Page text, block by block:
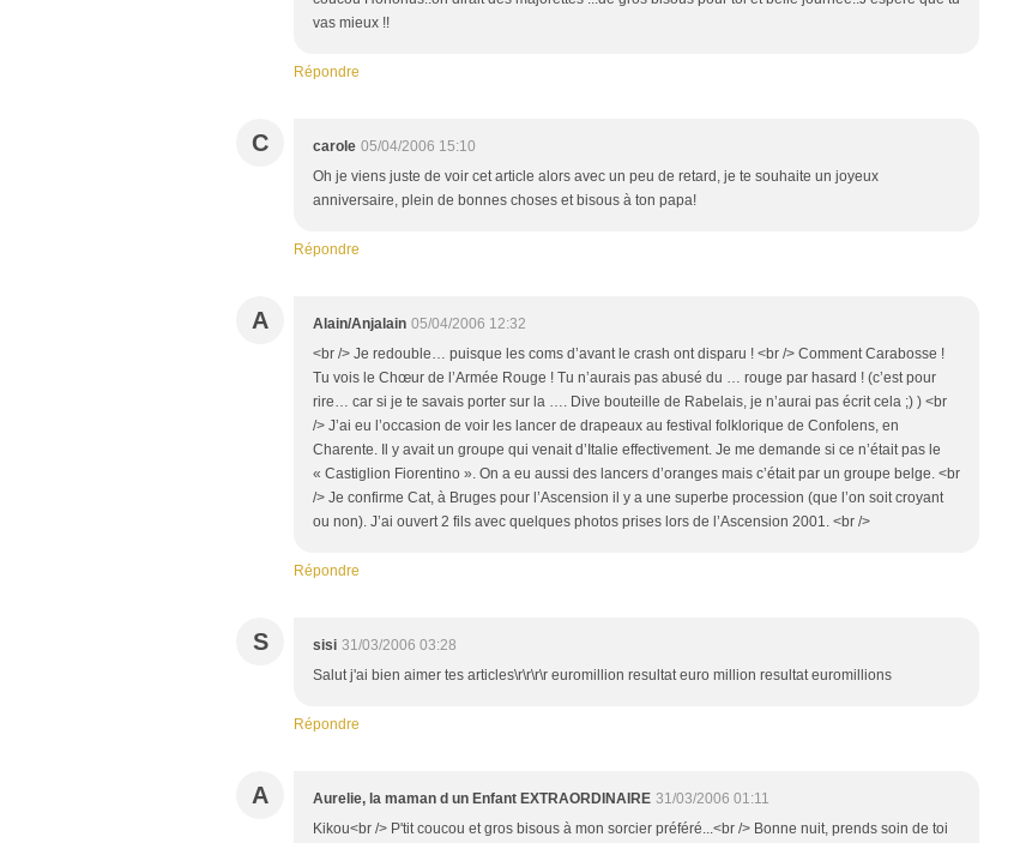
vas mieux !!
Répondre
C carole 05/04/2006 15:10
Oh je viens juste de voir cet article alors avec un peu de retard, je te souhaite un joyeux
anniversaire, plein de bonnes choses et bisous à ton papa!
Répondre
A Alain/Anjalain 05/04/2006 12:32
<br /> Je redouble… puisque les coms d’avant le crash ont disparu ! <br /> Comment Carabosse !
Tu vois le Chœur de l’Armée Rouge ! Tu n’aurais pas abusé du … rouge par hasard ! (c’est pour
rire… car si je te savais porter sur la …. Dive bouteille de Rabelais, je n’aurai pas écrit cela ;) ) <br
/> J’ai eu l’occasion de voir les lancer de drapeaux au festival folklorique de Confolens, en
Charente. Il y avait un groupe qui venait d’Italie effectivement. Je me demande si ce n’était pas le
« Castiglion Fiorentino ». On a eu aussi des lancers d’oranges mais c’était par un groupe belge. <br
/> Je confirme Cat, à Bruges pour l’Ascension il y a une superbe procession (que l’on soit croyant
ou non). J’ai ouvert 2 fils avec quelques photos prises lors de l’Ascension 2001. <br />
Répondre
S sisi 31/03/2006 03:28
Salut j'ai bien aimer tes articles\r\r\r\r euromillion resultat euro million resultat euromillions
Répondre
A Aurelie, la maman d un Enfant EXTRAORDINAIRE 31/03/2006 01:11
Kikou<br /> P'tit coucou et gros bisous à mon sorcier préféré...<br /> Bonne nuit, prends soin de toi